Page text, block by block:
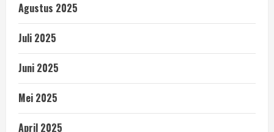
Agustus 2025
Juli 2025
Juni 2025
Mei 2025
April 2025